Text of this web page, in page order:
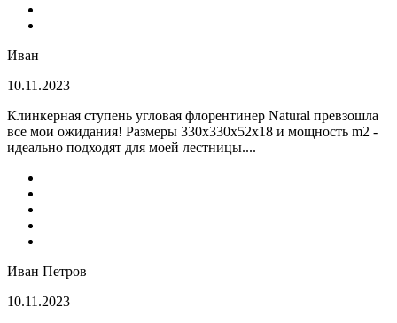
Иван
10.11.2023
Клинкерная ступень угловая флорентинер Natural превзошла
все мои ожидания! Размеры 330х330х52х18 и мощность m2 -
идеально подходят для моей лестницы....
Иван Петров
10.11.2023